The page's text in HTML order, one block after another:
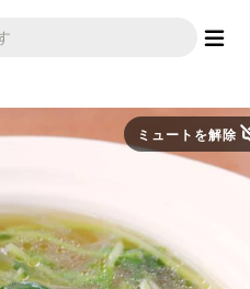
ミュートを解除